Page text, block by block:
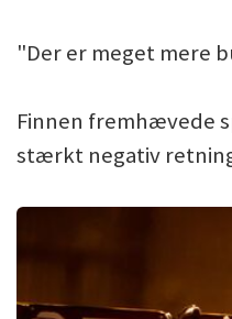
"Der er meget mere
Finnen fremhævede
stærkt negativ